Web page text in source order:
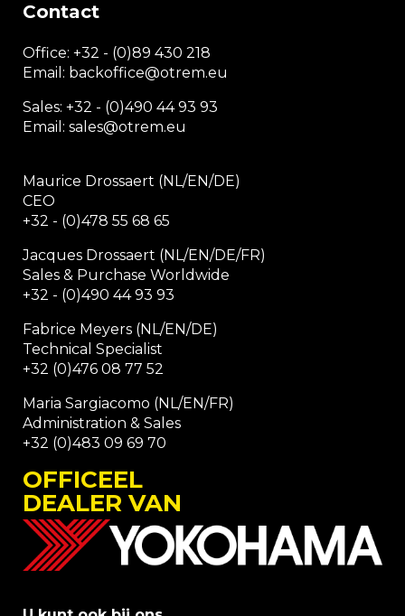
Contact
Office: +32 - (0)89 430 218
Email: backoffice@otrem.eu
Sales: +32 - (0)490 44 93 93
Email: sales@otrem.eu
Maurice Drossaert (NL/EN/DE)
CEO
+32 - (0)478 55 68 65
Jacques Drossaert (NL/EN/DE/FR)
Sales & Purchase Worldwide
+32 - (0)490 44 93 93
Fabrice Meyers (NL/EN/DE)
Technical Specialist
+32 (0)476 08 77 52
Maria Sargiacomo (NL/EN/FR)
Administration & Sales
+32 (0)483 09 69 70
OFFICEEL
DEALER VAN